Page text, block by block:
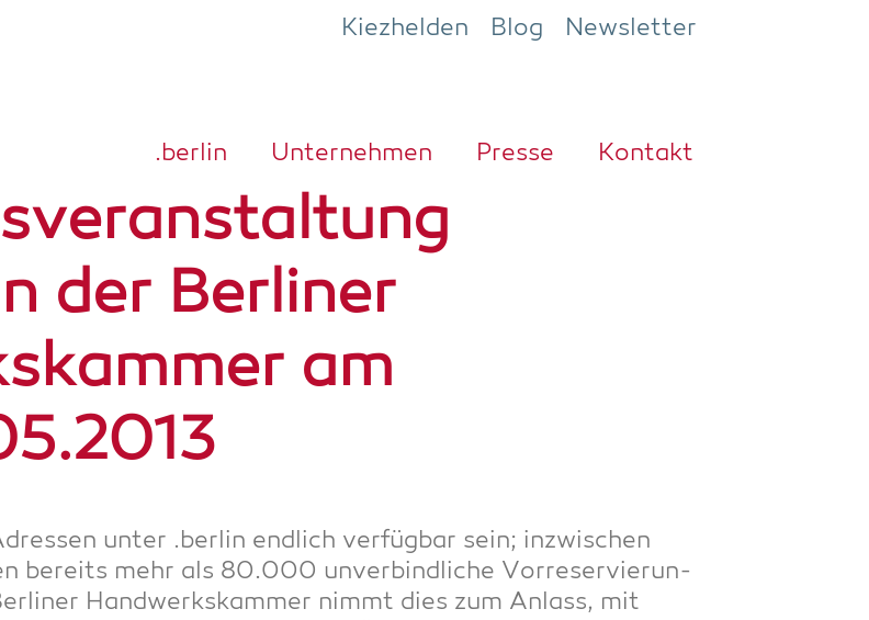
Kiezhelden Blog Newsletter
.ber­lin Unter­neh­men Pres­se Kon­takt
der Ber­li­ner
am
unter .ber­lin end­lich ver­füg­bar sein; inzwi­schen
bereits mehr als 80.000 unver­bind­li­che Vor­re­ser­vie­run­
Hand­werks­kam­mer nimmt dies zum Anlass, mit